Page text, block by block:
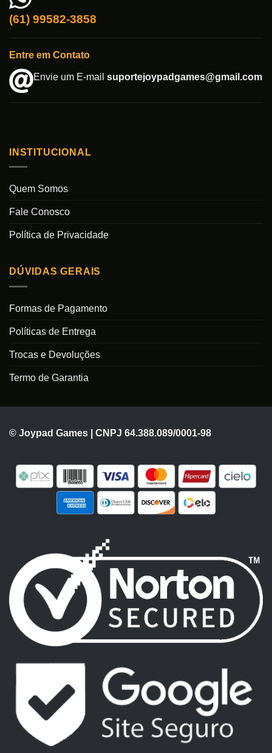
(61) 99582-3858
Entre em Contato
Envie um E-mail suportejoypadgames@gmail.com
INSTITUCIONAL
Quem Somos
Fale Conosco
Política de Privacidade
DÚVIDAS GERAIS
Formas de Pagamento
Políticas de Entrega
Trocas e Devoluções
Termo de Garantia
© Joypad Games | CNPJ 64.388.089/0001-98